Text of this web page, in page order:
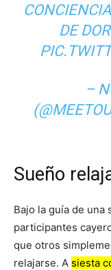
DE
–
Sueño
Bajo la guía de una
participantes
que otros
relajarse. A siesta